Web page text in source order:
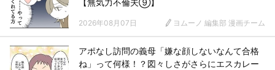
【無気力不倫夫⑨】
2026年08月07日 ヨムーノ 編集部 漫画チーム
アポなし訪問の義母「嫌な顔しないなんて合格
ね」って何様！？図々しさがさらにエスカレー